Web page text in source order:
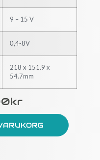
9 – 15 V
0,4-8V
218 x 151.9 х
54.7mm
Kr